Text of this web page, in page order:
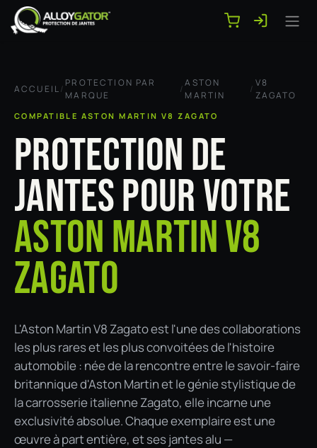
Se rendre au contenu
ACCUEIL/
PROTECTION PAR
MARQUE
/
ASTON
MARTIN
/
V8
ZAGATO
COMPATIBLE ASTON MARTIN V8 ZAGATO
PROTECTION DE
JANTES POUR VOTRE
ASTON MARTIN V8
ZAGATO
L'Aston Martin V8 Zagato est l'une des collaborations
les plus rares et les plus convoitées de l'histoire
automobile : née de la rencontre entre le savoir-faire
britannique d'Aston Martin et le génie stylistique de
la carrosserie italienne Zagato, elle incarne une
exclusivité absolue. Chaque exemplaire est une
œuvre à part entière, et ses jantes alu —